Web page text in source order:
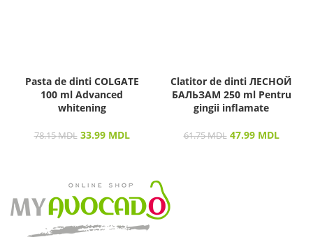
Pasta de dinti COLGATE
100 ml Advanced
whitening
78.15MDL 33.99 MDL
Clatitor de dinti ЛЕСНОЙ
БАЛЬЗАМ 250 ml Pentru
gingii inflamate
61.75MDL 47.99 MDL